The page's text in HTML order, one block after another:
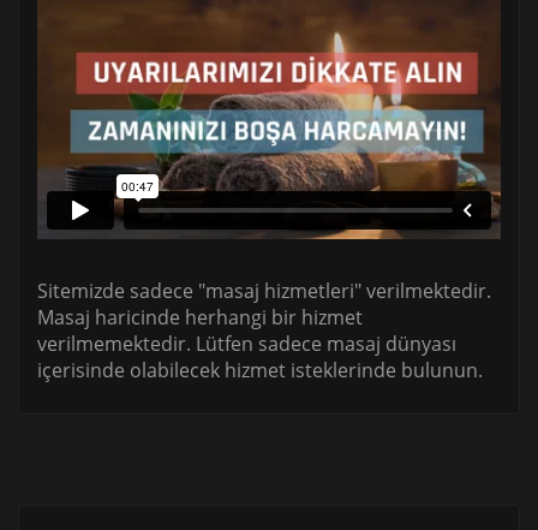
Sitemizde sadece "masaj hizmetleri" verilmektedir.
Masaj haricinde herhangi bir hizmet
verilmemektedir. Lütfen sadece masaj dünyası
içerisinde olabilecek hizmet isteklerinde bulunun.